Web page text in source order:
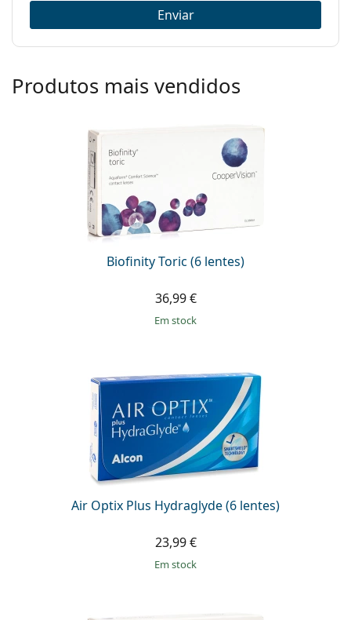
Enviar
Produtos mais vendidos
Biofinity Toric (6 lentes)
36,99 €
em stock
Air Optix Plus Hydraglyde (6 lentes)
23,99 €
em stock